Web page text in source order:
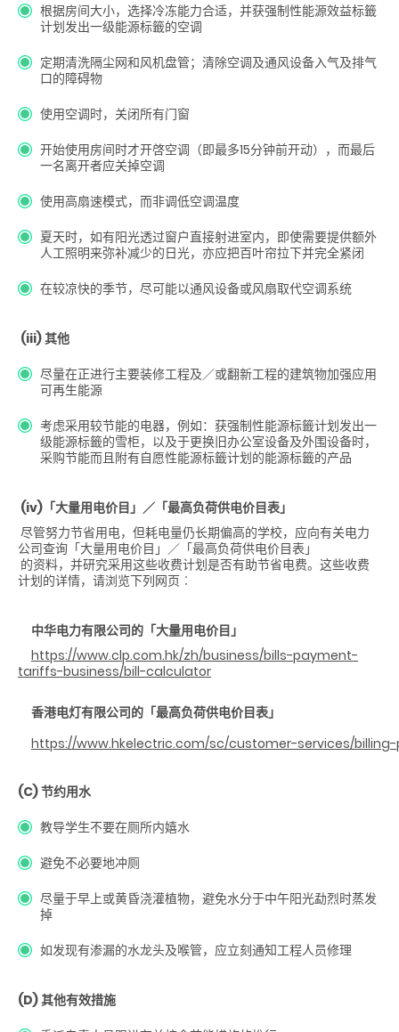
根据房间大小，选择冷冻能力合适，并获强制性能源效益标籤
计划发出一级能源标籤的空调
定期清洗隔尘网和风机盘管；清除空调及通风设备入气及排气
口的障碍物
使用空调时，关闭所有门窗
开始使用房间时才开啓空调（即最多15分钟前开动），而最后
一名离开者应关掉空调
使用高扇速模式，而非调低空调温度
夏天时，如有阳光透过窗户直接射进室内，即使需要提供额外
人工照明来弥补减少的日光，亦应把百叶帘拉下并完全紧闭
在较凉快的季节，尽可能以通风设备或风扇取代空调系统
(iii) 其他
尽量在正进行主要装修工程及／或翻新工程的建筑物加强应用
可再生能源
考虑采用较节能的电器，例如：获强制性能源标籤计划发出一
级能源标籤的雪柜，以及于更换旧办公室设备及外围设备时，
采购节能而且附有自愿性能源标籤计划的能源标籤的产品
(iv)「大量用电价目」／「最高负荷供电价目表」
尽管努力节省用电，但耗电量仍长期偏高的学校，应向有关电力
公司查询「大量用电价目」／「最高负荷供电价目表」
的资料，并研究采用这些收费计划是否有助节省电费。这些收费
计划的详情，请浏览下列网页︰
中华电力有限公司的「大量用电价目」
https://www.clp.com.hk/zh/business/bills-payment-
tariffs-business/bill-calculator
香港电灯有限公司的「最高负荷供电价目表」
https://www.hkelectric.com/sc/customer-services/
(C) 节约用水
教导学生不要在厕所内嬉水
避免不必要地冲厕
尽量于早上或黄昏浇灌植物，避免水分于中午阳光勐烈时蒸发
掉
如发现有渗漏的水龙头及喉管，应立刻通知工程人员修理
(D) 其他有效措施